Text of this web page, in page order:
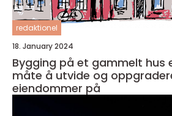
redaktionel
18. January 2024
Bygging på et gammelt hus
måte å utvide og
eiendommer på